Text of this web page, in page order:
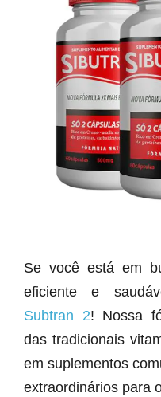
Se você está em
eficiente e
Subtran 2! Nossa
das tradicionais
em suplementos
extraordinários para